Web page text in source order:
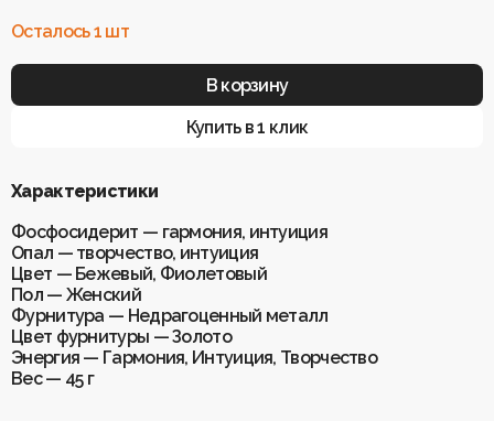
ИП Шахрай Светлана Михайловна
ИНН 263500194811
ОГРН 305263515900181
Осталось 1 шт
В корзину
Купить в 1 клик
Характеристики
Фосфосидерит — гармония, интуиция
Опал — творчество, интуиция
Цвет — Бежевый, Фиолетовый
Пол — Женский
Фурнитура — Недрагоценный металл
Цвет фурнитуры — Золото
Энергия — Гармония, Интуиция, Творчество
Вес — 45 г